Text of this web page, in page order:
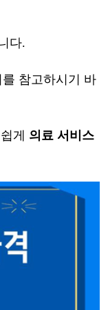
다.
참고하시기 바
게 의료 서비스